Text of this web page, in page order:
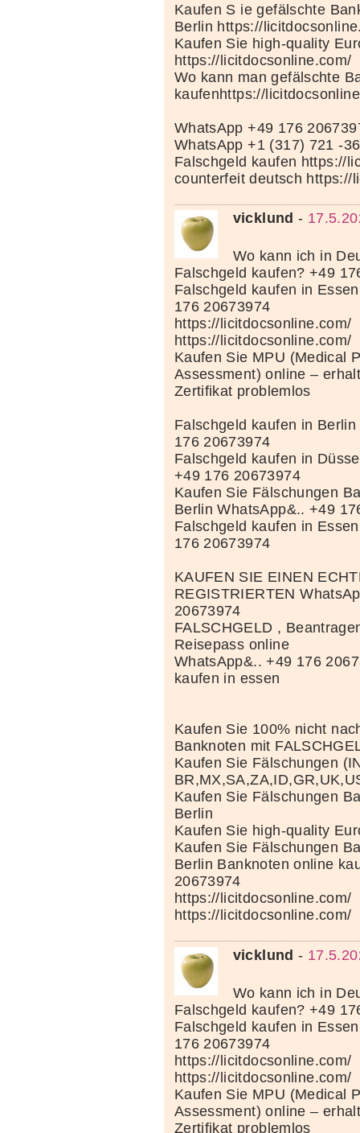
Kaufen S ie gefälschte
Berlin https://
Kaufen Sie high-quality
https://licitdocsonline.com/
Wo kann man gefälschte
kaufenhttps://
WhatsApp +49 176
WhatsApp +1 (317) 721 -
Falschgeld kaufen https://
counterfeit deutsch https://
vicklund -
Wo kann ich in
Falschgeld kaufen? +49
Falschgeld kaufen in
176 20673974
https://licitdocsonline.com/
https://licitdocsonline.com/
Kaufen Sie MPU (Medical
Assessment) online –
Zertifikat problemlos
Falschgeld kaufen in
176 20673974
Falschgeld kaufen in
+49 176 20673974
Kaufen Sie Fälschungen
Berlin WhatsApp&.. +49
Falschgeld kaufen in
176 20673974
KAUFEN SIE EINEN
REGISTRIERTEN
20673974
FALSCHGELD ,
Reisepass online
WhatsApp&.. +49 176
kaufen in essen
Kaufen Sie 100% nicht
Banknoten mit
Kaufen Sie Fälschungen
Kaufen Sie Fälschungen
Berlin
Kaufen Sie high-quality
Kaufen Sie Fälschungen
Berlin Banknoten online
20673974
https://licitdocsonline.com/
https://licitdocsonline.com/
vicklund -
Wo kann ich in
Falschgeld kaufen? +49
Falschgeld kaufen in
176 20673974
https://licitdocsonline.com/
https://licitdocsonline.com/
Kaufen Sie MPU (Medical
Assessment) online –
Zertifikat problemlos